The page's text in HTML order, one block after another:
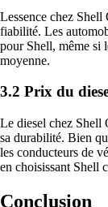
Lessence chez Shell
fiabilité. Les
pour Shell, même si
moyenne.
3.2 Prix du
Le diesel chez Shell
sa durabilité. Bien
les conducteurs de
en choisissant Shell
Conclusion